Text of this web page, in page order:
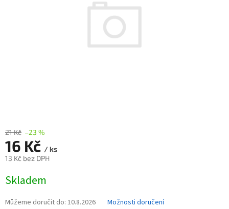
21 Kč –23 %
16 Kč / ks
13 Kč bez DPH
cena:
Skladem
Můžeme doručit do: 10.8.2026 Možnosti doručení